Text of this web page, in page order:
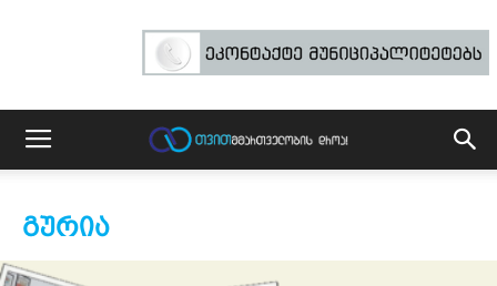
ᲒᲣᲠᲘᲐ